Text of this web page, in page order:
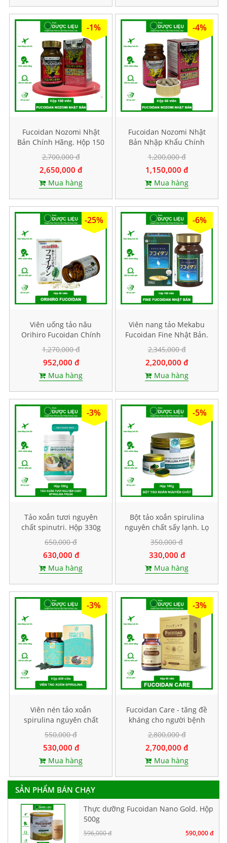
-1%
Fucoidan Nozomi Nhật
Bản Chính Hãng. Hộp 150
viên
2,700,000 đ
2,650,000 đ
Mua hàng
-4%
Fucoidan Nozomi Nhật
Bản Nhập Khẩu Chính
Hãng. Hộp 60 viên
1,200,000 đ
1,150,000 đ
Mua hàng
-25%
Viên uống tảo nâu
Orihiro Fucoidan Chính
Hãng Nhật Bản. Hộp 90
viên
1,270,000 đ
952,000 đ
Mua hàng
-6%
Viên nang tảo Mekabu
Fucoidan Fine Nhật Bản.
Hộp 198 viên
2,345,000 đ
2,200,000 đ
Mua hàng
-3%
Tảo xoắn tươi nguyên
chất spinutri. Hộp 330g
650,000 đ
630,000 đ
Mua hàng
-5%
Bột tảo xoắn spirulina
nguyên chất sấy lạnh. Lọ
100g
350,000 đ
330,000 đ
Mua hàng
-3%
Viên nén tảo xoắn
spirulina nguyên chất
Spinutri. Hộp 400 viên
550,000 đ
530,000 đ
Mua hàng
-3%
Fucoidan Care - tăng đề
kháng cho người bệnh
ung thư, Hộp 60 viên
nang cứng
2,800,000 đ
2,700,000 đ
Mua hàng
SẢN PHẨM BÁN CHẠY
Thực dưỡng Fucoidan Nano Gold. Hộp
500g
596,000 đ 590,000 đ